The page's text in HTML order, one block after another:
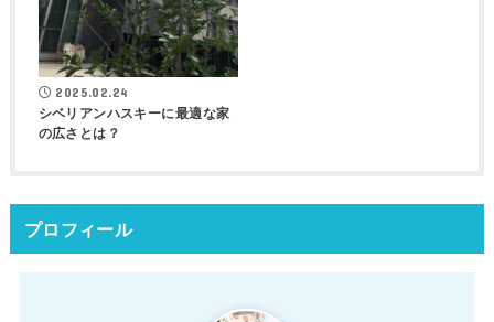
2025.02.24
シベリアンハスキーに最適な家
の広さとは？
プロフィール